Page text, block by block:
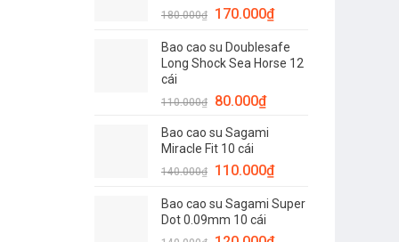
180.000₫.
180.000₫
Giá
là:
180.000₫.
170.000₫Giá
tại
là:
Bao cao su Doublesafe
Long Shock Sea Horse 12
cái
110.000₫
Giá
là:
110.000₫.
80.000₫Giá
tại
80.000₫.
Bao cao su Sagami
Miracle Fit 10 cái
140.000₫
Giá
là:
140.000₫.
110.000₫Giá
tại
Bao cao su Sagami Super
Dot 0.09mm 10 cái